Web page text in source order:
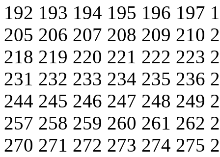
192 193 194 195 196 197
205 206 207 208 209 210
218 219 220 221 222 223
231 232 233 234 235 236
244 245 246 247 248 249
257 258 259 260 261 262
270 271 272 273 274 275